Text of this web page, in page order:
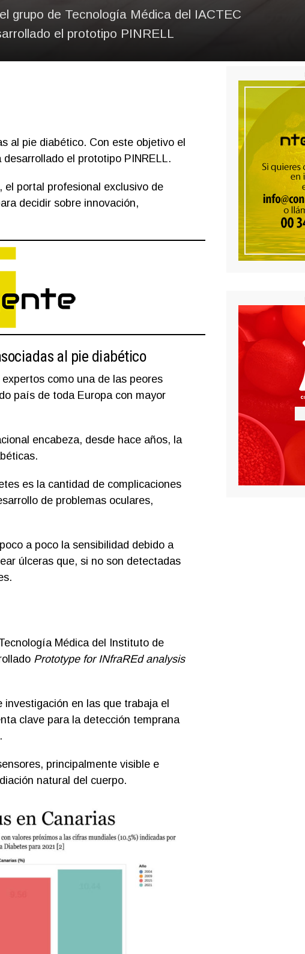
grupo de Tecnología Médica del IACTEC
el prototipo PINRELL
al pie diabético. Con este objetivo el
el prototipo PINRELL.
, el portal profesional exclusivo de
decidir sobre innovación,
al pie diabético
como una de las peores
país de toda Europa con mayor
encabeza, desde hace años, la
es la cantidad de complicaciones
de problemas oculares,
a poco la sensibilidad debido a
úlceras que, si no son detectadas
Médica del Instituto de
Prototype for INfraREd analysis
en las que trabaja el
clave para la detección temprana
principalmente visible e
natural del cuerpo.